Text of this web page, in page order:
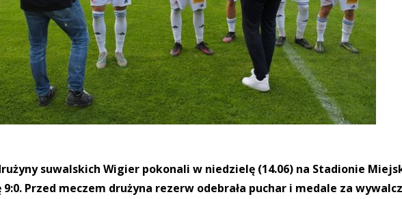
suwalskich Wigier pokonali w niedzielę (14.06) na Stadionie
9:0. Przed meczem drużyna rezerw odebrała puchar i medale za